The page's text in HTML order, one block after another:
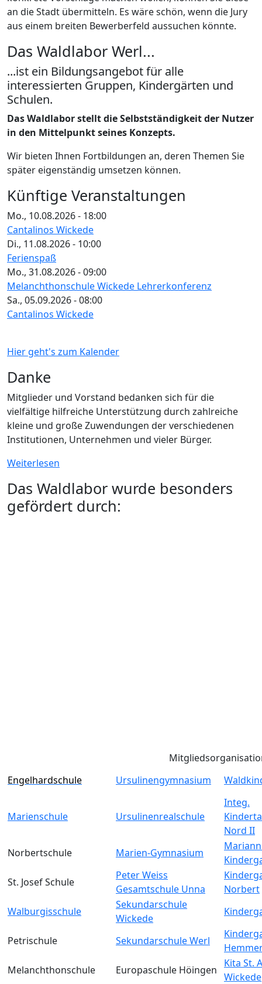
an die Stadt übermitteln. Es wäre schön, wenn die Jury
aus einem breiten Bewerberfeld aussuchen könnte.
Das Waldlabor Werl...
...ist ein Bildungsangebot für alle
interessierten Gruppen, Kindergärten und
Schulen.
Das Waldlabor stellt die Selbstständigkeit der Nutzer
in den Mittelpunkt seines Konzepts.
Wir bieten Ihnen Fortbildungen an, deren Themen Sie
später eigenständig umsetzen können.
Künftige Veranstaltungen
Mo., 10.08.2026 - 18:00
Cantalinos Wickede
Di., 11.08.2026 - 10:00
Ferienspaß
Mo., 31.08.2026 - 09:00
Melanchthonschule Wickede Lehrerkonferenz
Sa., 05.09.2026 - 08:00
Cantalinos Wickede
Hier geht's zum Kalender
Danke
Mitglieder und Vorstand bedanken sich für die
vielfältige hilfreiche Unterstützung durch zahlreiche
kleine und große Zuwendungen der verschiedenen
Institutionen, Unternehmen und vieler Bürger.
Weiterlesen
Das Waldlabor wurde besonders
gefördert durch:
Engelhardschule
Ursulinengymnasium
Marienschule Ursulinenrealschule
Integ.
Nord II
Norbertschule
Marien-Gymnasium
St. Josef Schule
Peter Weiss
Gesamtschule Unna
Norbert
Walburgisschule
Sekundarschule
Wickede
Petrischule Sekundarschule Werl
Melanchthonschule
Europaschule Höingen
Kita St.
Wickede